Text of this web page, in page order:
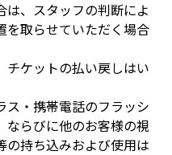
、スタッフの判断によ
を取らせていただく場合
チケットの払い戻しはい
ス・携帯電話のフラッシ
ならびに他のお客様の視
の持ち込みおよび使用は